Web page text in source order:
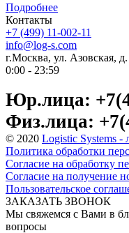
Подробнее
Контакты
+7 (499) 11-002-11
info@log-s.com
г.Москва, ул. Азовская,
0:00 - 23:59
Юр.лица:
Физ.лица:
© 2020 Logistic Systems -
Политика обработки
Согласие на обработку
Согласие на получение
Пользовательское
ЗАКАЗАТЬ ЗВОНОК
Мы свяжемся с Вами в
вопросы